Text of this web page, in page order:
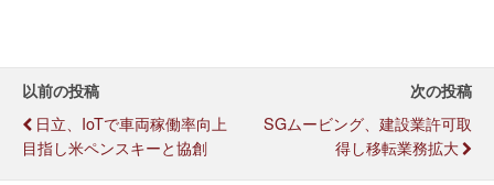
以前の投稿
日立、IoTで車両稼働率向上
目指し米ペンスキーと協創
次の投稿
SGムービング、建設業許可取
得し移転業務拡大